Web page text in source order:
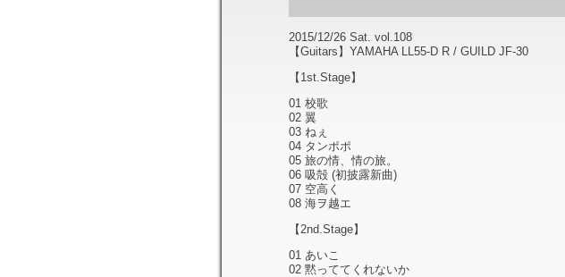
2015/12/26 Sat. vol.108
【Guitars】YAMAHA LL55-D R / GUILD JF-30
【1st.Stage】
01 校歌
02 翼
03 ねぇ
04 タンポポ
05 旅の情、情の旅。
06 吸殻 (初披露新曲)
07 空高く
08 海ヲ越エ
【2nd.Stage】
01 あいこ
02 黙っててくれないか